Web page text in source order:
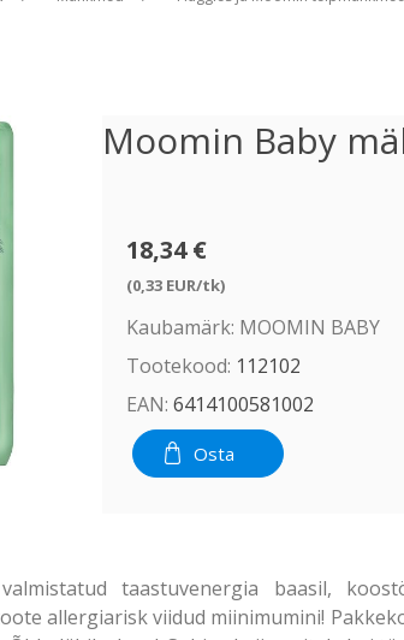
Moomin Baby
18,34 €
(0,33 EUR/tk)
Kaubamärk: MOOMIN BABY
Tootekood: 112102
EAN: 6414100581002
Osta
taastuvenergia baasil,
allergiarisk viidud miinimumini!